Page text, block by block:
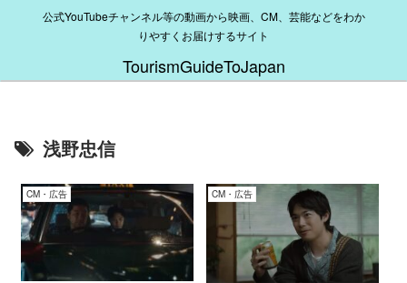
公式YouTubeチャンネル等の動画から映画、CM、芸能などをわか
りやすくお届けするサイト
TourismGuideToJapan
浅野忠信
CM・広告 CM・広告